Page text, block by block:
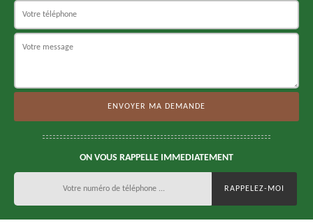
ON VOUS RAPPELLE IMMEDIATEMENT